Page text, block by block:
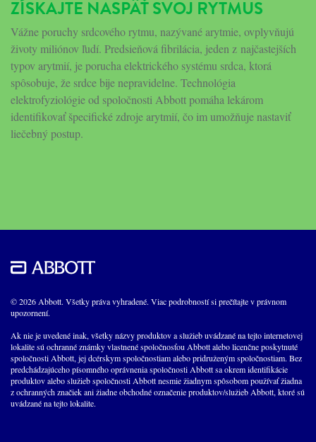
ZÍSKAJTE NASPÄŤ SVOJ RYTMUS
Vážne poruchy srdcového rytmu, nazývané arytmie, ovplyvňujú
životy miliónov ľudí. Predsieňová fibrilácia, jeden z najčastejších
typov arytmií, je porucha elektrického systému srdca, ktorá
spôsobuje, že srdce bije nepravidelne. Technológia
elektrofyziológie od spoločnosti Abbott pomáha lekárom
identifikovať špecifické zdroje arytmií, čo im umožňuje nastaviť
liečebný postup.
© 2026 Abbott. Všetky práva vyhradené. Viac podrobností si prečítajte v právnom
upozornení.
Ak nie je uvedené inak, všetky názvy produktov a služieb uvádzané na tejto internetovej
lokalite sú ochranné známky vlastnené spoločnosťou Abbott alebo licenčne poskytnuté
spoločnosti Abbott, jej dcérskym spoločnostiam alebo pridruženým spoločnostiam. Bez
predchádzajúceho písomného oprávnenia spoločnosti Abbott sa okrem identifikácie
produktov alebo služieb spoločnosti Abbott nesmie žiadnym spôsobom používať žiadna
z ochranných značiek ani žiadne obchodné označenie produktov/služieb Abbott, ktoré sú
uvádzané na tejto lokalite.